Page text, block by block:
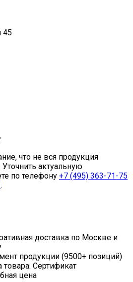
45
что не вся продукция
Уточнить актуальную
по телефону +7 (495) 363-71-75
.
доставка по Москве и
продукции (9500+ позиций)
товара. Сертификат
цена